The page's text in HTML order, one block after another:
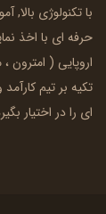
با تکنولوژی
حرفه ای با اخذ
اروپایی ( امترون،
تکیه بر تیم
ای را در اختیار